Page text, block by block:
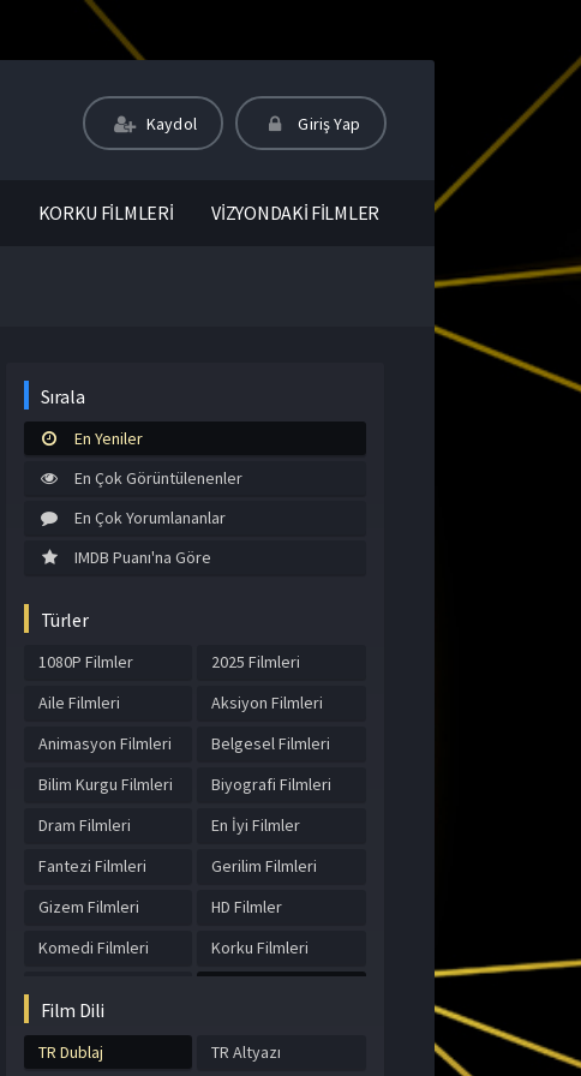
Kaydol Giriş Yap
KORKU FİLMLERİ VİZYONDAKİ FİLMLER
Sırala
En Yeniler
En Çok Görüntülenenler
En Çok Yorumlananlar
IMDB Puanı'na Göre
Türler
1080P Filmler
2025 Filmleri
Aile Filmleri
Aksiyon Filmleri
Animasyon Filmleri
Belgesel Filmleri
Bilim Kurgu Filmleri
Biyografi Filmleri
Dram Filmleri
En İyi Filmler
Fantezi Filmleri
Gerilim Filmleri
Gizem Filmleri
HD Filmler
Komedi Filmleri
Korku Filmleri
Suç Filmleri
Film Dili
TR Dublaj TR Altyazı